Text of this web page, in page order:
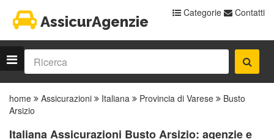
AssicurAgenzie
Categorie Contatti
home Assicurazioni Italiana Provincia di Varese
Busto
Arsizio
Italiana Assicurazioni Busto Arsizio: agenzie e